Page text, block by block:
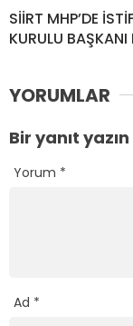
SİİRT MHP’DE
KURULU
YORUMLAR
Bir yanıt yazın
Yorum *
Ad *